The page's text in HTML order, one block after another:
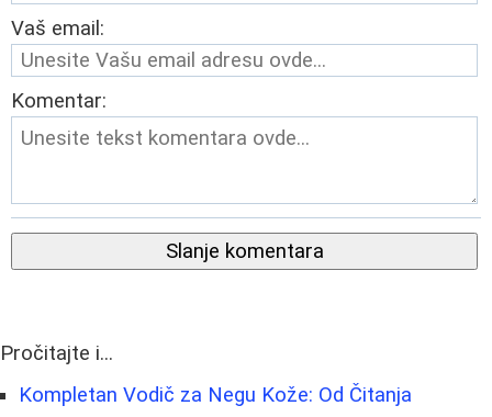
Vaš email:
Komentar:
Slanje komentara
Pročitajte i...
Kompletan Vodič za Negu Kože: Od Čitanja